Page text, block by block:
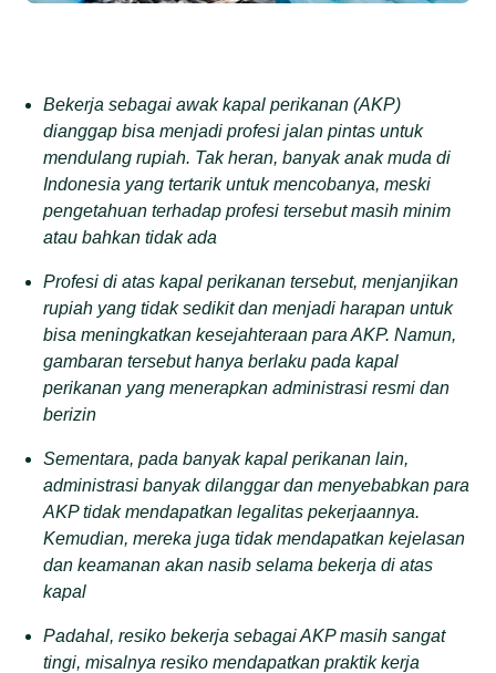
Bekerja sebagai awak kapal perikanan (AKP)
dianggap bisa menjadi profesi jalan pintas untuk
mendulang rupiah. Tak heran, banyak anak muda di
Indonesia yang tertarik untuk mencobanya, meski
pengetahuan terhadap profesi tersebut masih minim
atau bahkan tidak ada
Profesi di atas kapal perikanan tersebut, menjanjikan
rupiah yang tidak sedikit dan menjadi harapan untuk
bisa meningkatkan kesejahteraan para AKP. Namun,
gambaran tersebut hanya berlaku pada kapal
perikanan yang menerapkan administrasi resmi dan
berizin
Sementara, pada banyak kapal perikanan lain,
administrasi banyak dilanggar dan menyebabkan para
AKP tidak mendapatkan legalitas pekerjaannya.
Kemudian, mereka juga tidak mendapatkan kejelasan
dan keamanan akan nasib selama bekerja di atas
kapal
Padahal, resiko bekerja sebagai AKP masih sangat
tingi, misalnya resiko mendapatkan praktik kerja